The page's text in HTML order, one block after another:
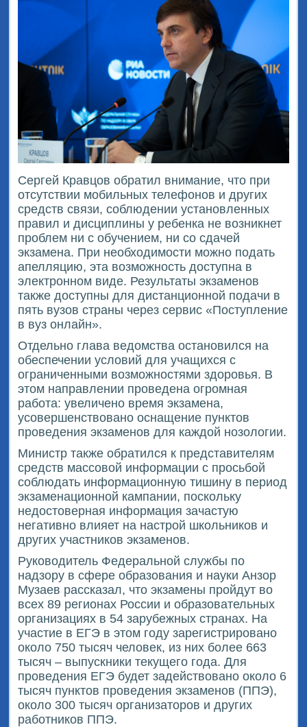
Сергей Кравцов обратил внимание, что при
отсутствии мобильных телефонов и других
средств связи, соблюдении установленных
правил и дисциплины у ребенка не возникнет
проблем ни с обучением, ни со сдачей
экзамена. При необходимости можно подать
апелляцию, эта возможность доступна в
электронном виде. Результаты экзаменов
также доступны для дистанционной подачи в
пять вузов страны через сервис «Поступление
в вуз онлайн».
Отдельно глава ведомства остановился на
обеспечении условий для учащихся с
ограниченными возможностями здоровья. В
этом направлении проведена огромная
работа: увеличено время экзамена,
усовершенствовано оснащение пунктов
проведения экзаменов для каждой нозологии.
Министр также обратился к представителям
средств массовой информации с просьбой
соблюдать информационную тишину в период
экзаменационной кампании, поскольку
недостоверная информация зачастую
негативно влияет на настрой школьников и
других участников экзаменов.
Руководитель Федеральной службы по
надзору в сфере образования и науки Анзор
Музаев рассказал, что экзамены пройдут во
всех 89 регионах России и образовательных
организациях в 54 зарубежных странах. На
участие в ЕГЭ в этом году зарегистрировано
около 750 тысяч человек, из них более 663
тысяч – выпускники текущего года. Для
проведения ЕГЭ будет задействовано около 6
тысяч пунктов проведения экзаменов (ППЭ),
около 300 тысяч организаторов и других
работников ППЭ.